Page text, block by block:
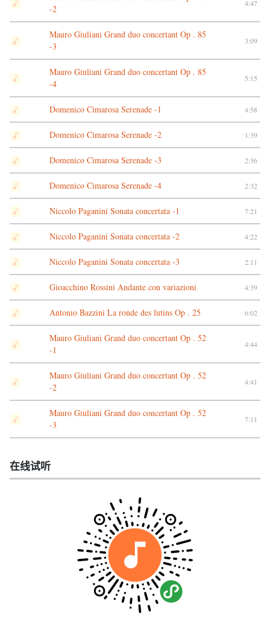
-2
4:47
Mauro Giuliani Grand duo concertant Op . 85
-3
3:09
Mauro Giuliani Grand duo concertant Op . 85
-4
5:15
Domenico Cimarosa Serenade -1 4:58
Domenico Cimarosa Serenade -2 1:39
Domenico Cimarosa Serenade -3 2:36
Domenico Cimarosa Serenade -4 2:32
Niccolo Paganini Sonata concertata -1 7:21
Niccolo Paganini Sonata concertata -2 4:22
Niccolo Paganini Sonata concertata -3 2:11
Gioacchino Rossini Andante con variazioni 4:39
Antonio Bazzini La ronde des lutins Op . 25 6:02
Mauro Giuliani Grand duo concertant Op . 52
-1
4:44
Mauro Giuliani Grand duo concertant Op . 52
-2
4:41
Mauro Giuliani Grand duo concertant Op . 52
-3
7:11
在线试听